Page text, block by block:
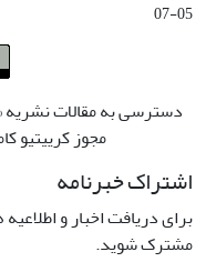
05-07
دسترسی به مقالات نشریه
مجوز کرییتیو
اشتراک خبرنامه
برای دریافت اخبار و
مشترک شوید.